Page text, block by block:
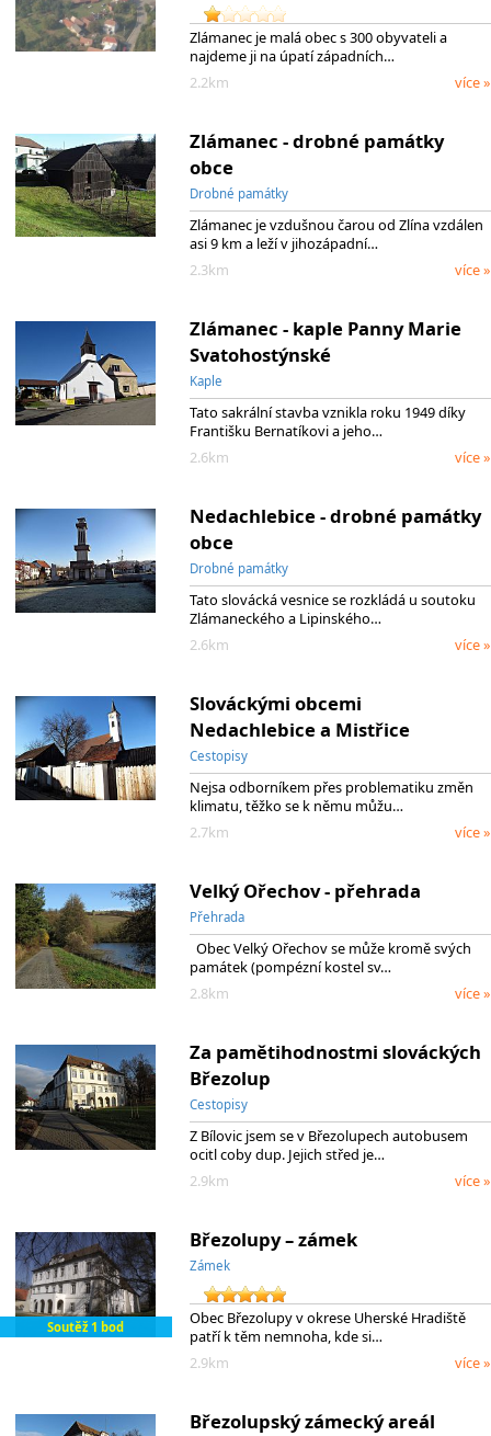
Zlámanec je malá obec s 300 obyvateli a
najdeme ji na úpatí západních…
2.2km
více »
Zlámanec - drobné památky
obce
Drobné památky
Zlámanec je vzdušnou čarou od Zlína vzdálen
asi 9 km a leží v jihozápadní…
2.3km
více »
Zlámanec - kaple Panny Marie
Svatohostýnské
Kaple
Tato sakrální stavba vznikla roku 1949 díky
Františku Bernatíkovi a jeho…
2.6km
více »
Nedachlebice - drobné památky
obce
Drobné památky
Tato slovácká vesnice se rozkládá u soutoku
Zlámaneckého a Lipinského…
2.6km
více »
Slováckými obcemi
Nedachlebice a Mistřice
Cestopisy
Nejsa odborníkem přes problematiku změn
klimatu, těžko se k němu můžu…
2.7km
více »
Velký Ořechov - přehrada
Přehrada
Obec Velký Ořechov se může kromě svých
památek (pompézní kostel sv…
2.8km
více »
Za pamětihodnostmi slováckých
Březolup
Cestopisy
Z Bílovic jsem se v Březolupech autobusem
ocitl coby dup. Jejich střed je…
2.9km
více »
Soutěž 1 bod
Březolupy – zámek
Zámek
Obec Březolupy v okrese Uherské Hradiště
patří k těm nemnoha, kde si…
2.9km
více »
Březolupský zámecký areál